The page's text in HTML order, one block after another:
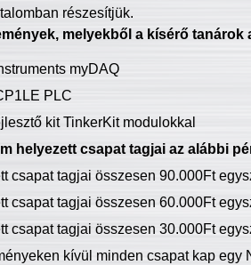
részesítjük.
melyekből a kísérő
myDAQ
PLC
kit TinkerKit modulokkal
helyezett csapat tagjai az alábbi
csapat tagjai összesen 90.000Ft
csapat tagjai összesen 60.000Ft
csapat tagjai összesen 30.000Ft
kívül minden csapat kap